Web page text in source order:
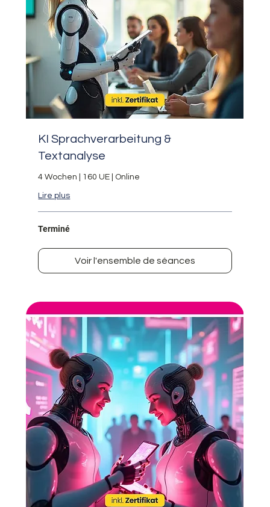
KI Sprachverarbeitung &
Textanalyse
4 Wochen | 160 UE | Online
Lire plus
Terminé
Voir l'ensemble de séances